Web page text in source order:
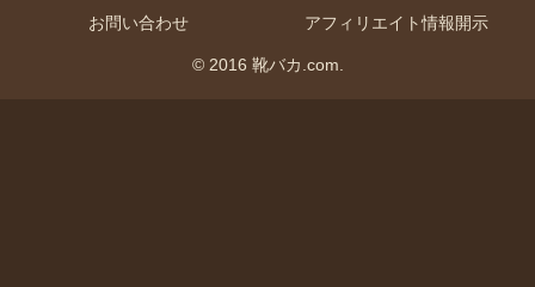
お問い合わせ
アフィリエイト情報開示
© 2016 靴バカ.com.